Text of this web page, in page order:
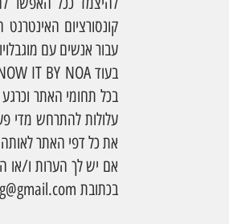
עבור אנשים עם
בעודIT BY NOA
בכל תחומי האתר
עלולות להתרחש מדי
את כל דפי האתר
אם יש לך הערות ו/או
בכתובת